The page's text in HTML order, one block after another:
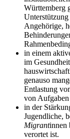
Württemberg
Angehörige,
in einem
im
genauso
Entlastung
von
in der
Jugendliche,
Migrantinnen
verortet ist.